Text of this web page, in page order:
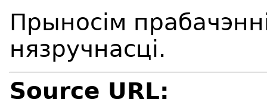
Прыносім
нязручнасці.
Source URL: